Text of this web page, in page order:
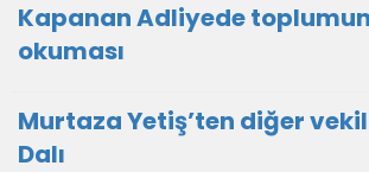
Kapanan Adliyede
okuması
Murtaza Yetiş’ten diğer
Dalı